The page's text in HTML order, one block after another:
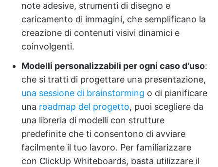
note adesive, strumenti di disegno e
caricamento di immagini, che semplificano la
creazione di contenuti visivi dinamici e
coinvolgenti.
Modelli personalizzabili per ogni caso d'uso:
che si tratti di progettare una presentazione,
una sessione di brainstorming o di pianificare
una roadmap del progetto, puoi scegliere da
una libreria di modelli con strutture
predefinite che ti consentono di avviare
facilmente il tuo lavoro. Per familiarizzare
con ClickUp Whiteboards, basta utilizzare il